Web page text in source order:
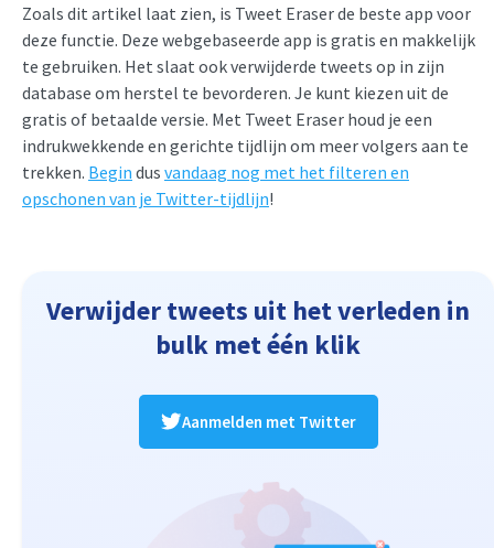
Zoals dit artikel laat zien, is Tweet Eraser de beste app voor
deze functie. Deze webgebaseerde app is gratis en makkelijk
te gebruiken. Het slaat ook verwijderde tweets op in zijn
database om herstel te bevorderen. Je kunt kiezen uit de
gratis of betaalde versie. Met Tweet Eraser houd je een
indrukwekkende en gerichte tijdlijn om meer volgers aan te
trekken. Begin dus vandaag nog met het filteren en
opschonen van je Twitter-tijdlijn!
Verwijder tweets uit het verleden in
bulk met één klik
Aanmelden met Twitter